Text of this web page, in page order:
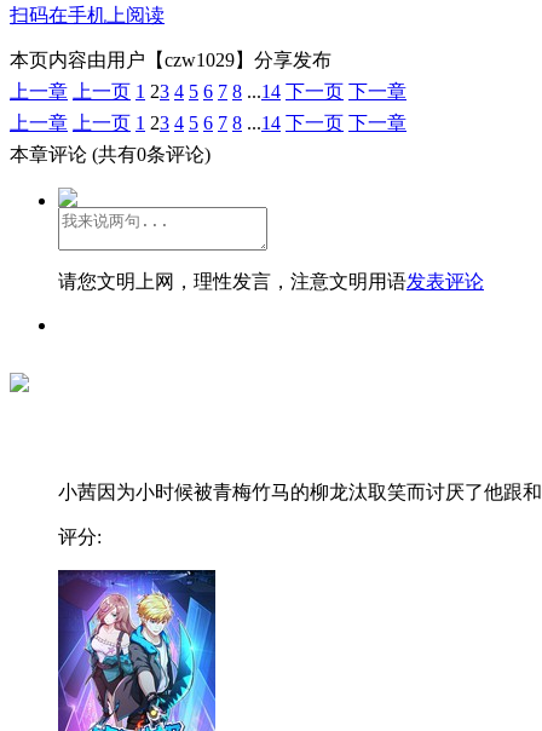
扫码在手机上阅读
本页内容由用户【czw1029】分享发布
上一章
上一页 1 23 4 5 6 7 8 ...14 下一页 下一章
上一章
上一页 1 23 4 5 6 7 8 ...14 下一页 下一章
本章评论 (共有0条评论)
请您文明上网，理性发言，注意文明用语发表评论
小茜因为小时候被青梅竹马的柳龙汰取笑而讨厌了他跟
评分: